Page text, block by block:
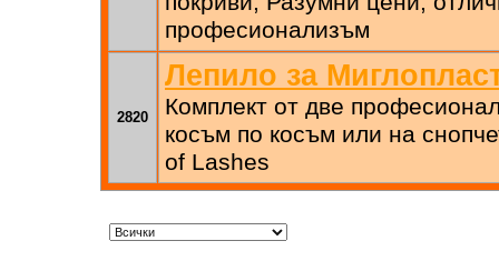
професионализъм ​
2820
Лепило за
Комплект от две
косъм по косъм или на
of Lashes